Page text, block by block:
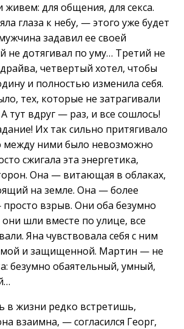
живем: для общения, для секса.
глаза к небу, — этого уже будет
задавил ее своей
не дотягивал по уму… Третий не
четвертый хотел, чтобы
и полностью изменила себя.
тех, которые не затрагивали
тут вдруг — раз, и все сошлось!
Их так сильно притягивало
между ними было невозможно
сжигала эта энергетика,
Она — витающая в облаках,
на земле. Она — более
взрыв. Они оба безумно
шли вместе по улице, все
Яна чувствовала себя с ним
и защищенной. Мартин — не
безумно обаятельный, умный,
жизни редко встретишь,
взаимна, — согласился Георг,